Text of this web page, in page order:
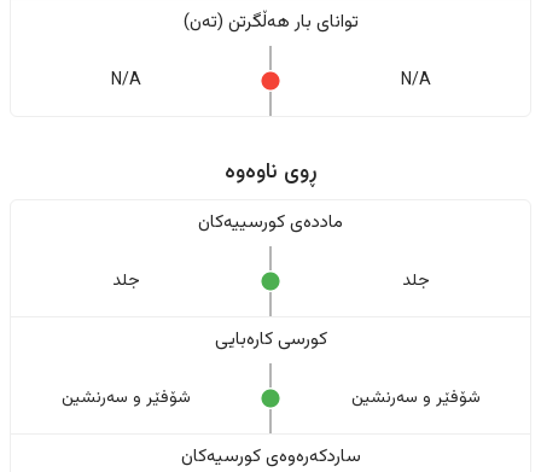
تواناى بار هەڵگرتن (تەن)
N/A
N/A
ڕوی ناوەوە
ماددەی کورسییەکان
جلد جلد
کورسی کارەبایی
شۆفێر و سەرنشین شۆفێر و سەرنشین
ساردکەرەوەی کورسیەکان